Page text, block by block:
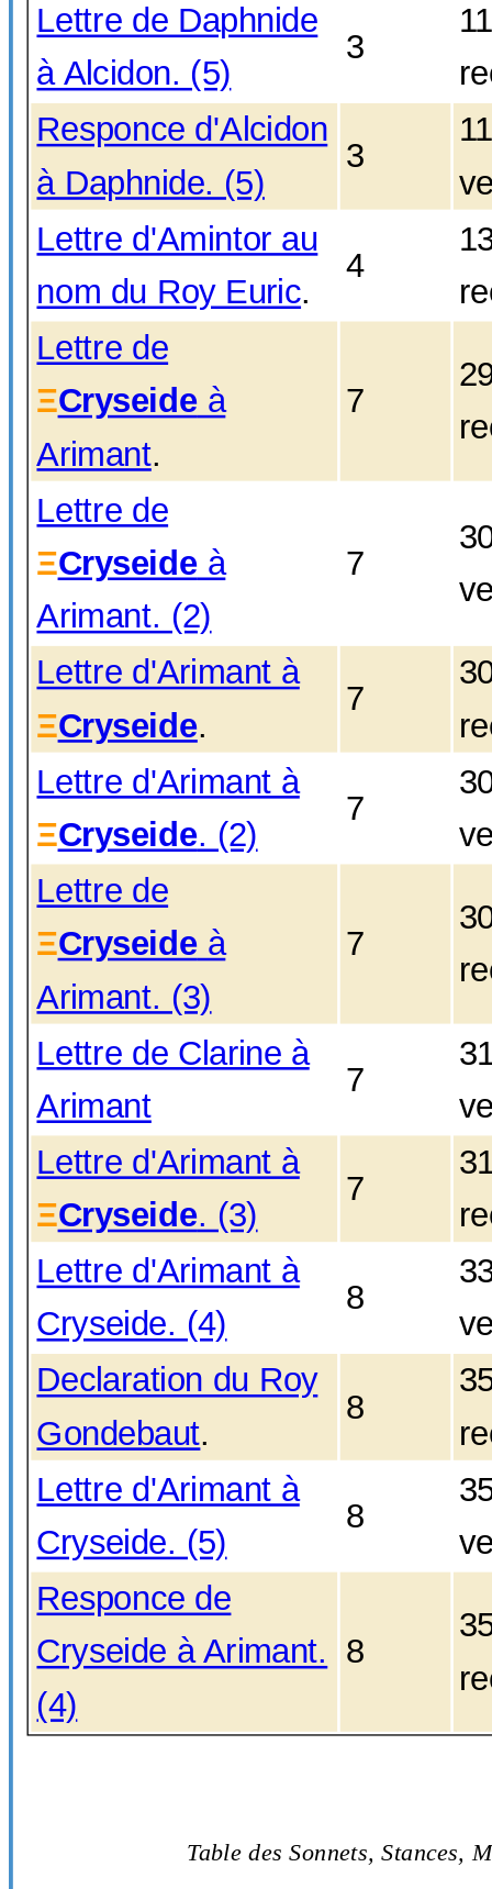
Lettre de Daphnide
à Alcidon. (5)
3
Responce d'Alcidon
à Daphnide. (5)
3
Lettre d'Amintor au
nom du Roy Euric.
4
Lettre de
ΞCryseideà
Arimant.
7
Lettre de
ΞCryseideà
Arimant. (2)
7
Lettre d'Arimant à
ΞCryseide.
7
Lettre d'Arimant à
ΞCryseide. (2)
7
Lettre de
ΞCryseideà
Arimant. (3)
7
Lettre de Clarine à
Arimant
7
Lettre d'Arimant à
ΞCryseide. (3)
7
Lettre d'Arimant à
Cryseide. (4)
8
Declaration du Roy
Gondebaut.
8
Lettre d'Arimant à
Cryseide. (5)
8
Responce de
Cryseide à Arimant.
(4)
8
Table des Sonnets, Stances,